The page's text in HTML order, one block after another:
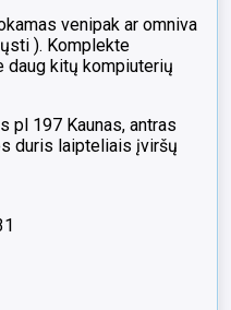
venipak ar omniva
). Komplekte
daug kitų kompiuterių
pl 197 Kaunas, antras
duris laipteliais įviršų